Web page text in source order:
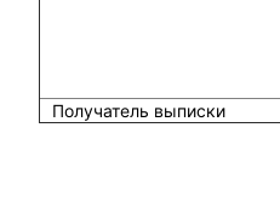
Получатель выписки